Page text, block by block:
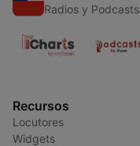
Radios y Podcasts
Recursos
Locutores
Widgets